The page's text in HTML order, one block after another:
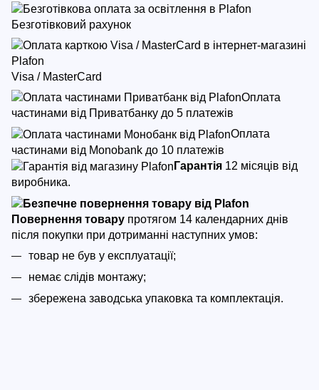
Безготівковий рахунок
Visa / MasterCard
Оплата
частинами від Приватбанку до 5 платежів
Оплата
частинами від Monobank до 10 платежів
Гарантія 12 місяців від
виробника.
Повернення товару протягом 14 календарних днів
після покупки при дотриманні наступних умов:
товар не був у експлуатації;
немає слідів монтажу;
збережена заводська упаковка та комплектація.